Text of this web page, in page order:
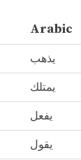
Arabic
يذهب
يمتلك
يفعل
يقول